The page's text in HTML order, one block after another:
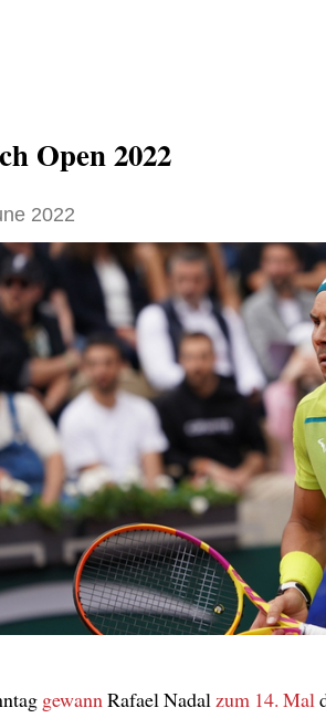
Open 2022
2022
gewannRafael Nadalzum 14. Mal